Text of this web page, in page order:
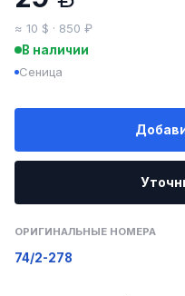
≈ 10 $ · 850 ₽
В наличии
Сеница
ОРИГИНАЛЬНЫЕ НОМЕРА
74/2-278